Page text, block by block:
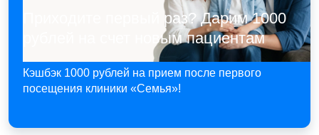
Приходите первый раз? Дарим 1000
рублей на счет новым пациентам
Кэшбэк 1000 рублей на прием после первого
посещения клиники «Семья»!